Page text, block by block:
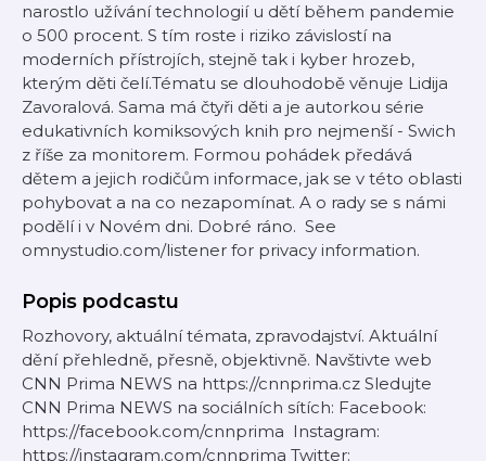
narostlo užívání technologií u dětí během pandemie
o 500 procent. S tím roste i riziko závislostí na
moderních přístrojích, stejně tak i kyber hrozeb,
kterým děti čelí.Tématu se dlouhodobě věnuje Lidija
Zavoralová. Sama má čtyři děti a je autorkou série
edukativních komiksových knih pro nejmenší - Swich
z říše za monitorem. Formou pohádek předává
dětem a jejich rodičům informace, jak se v této oblasti
pohybovat a na co nezapomínat. A o rady se s námi
podělí i v Novém dni. Dobré ráno. See
omnystudio.com/listener for privacy information.
Popis podcastu
Rozhovory, aktuální témata, zpravodajství. Aktuální
dění přehledně, přesně, objektivně. Navštivte web
CNN Prima NEWS na https://cnnprima.cz Sledujte
CNN Prima NEWS na sociálních sítích: Facebook:
https://facebook.com/cnnprima Instagram:
https://instagram.com/cnnprima Twitter: